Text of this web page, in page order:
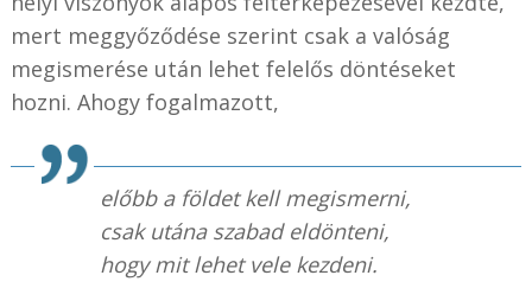
mert meggyőződése szerint csak a valóság
megismerése után lehet felelős döntéseket
hozni. Ahogy fogalmazott,
előbb a földet kell megismerni,
csak utána szabad eldönteni,
hogy mit lehet vele kezdeni.